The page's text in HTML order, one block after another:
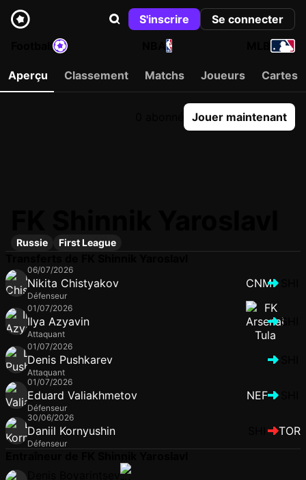
S'inscrire
Se connecter
NBA
Aperçu Classement Matchs Joueurs Cartes
Jouer maintenant
Russie First League
06/07/2026
Nikita Chistyakov
Défenseur
CNM
01/07/2026
Ilya Azyavin
Attaquant
SHI
01/07/2026
Denis Pushkarev
Attaquant
01/07/2026
Eduard Valiakhmetov
Défenseur
NEF
30/06/2026
Daniil Kornyushin
Défenseur
TOR